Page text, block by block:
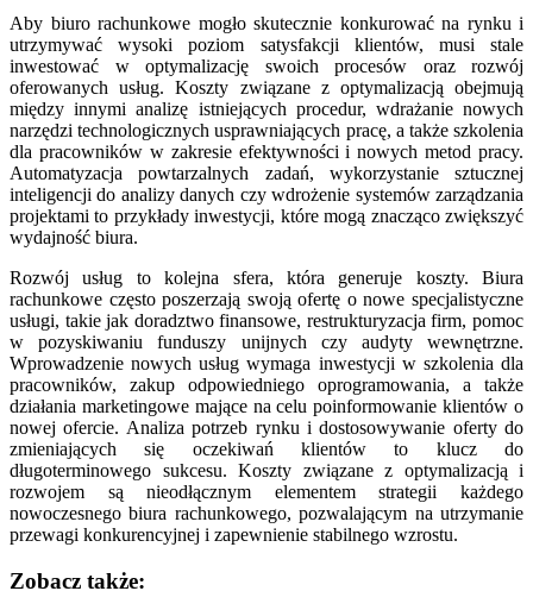
Aby biuro rachunkowe mogło skutecznie konkurować na rynku i
utrzymywać wysoki poziom satysfakcji klientów, musi stale
inwestować w optymalizację swoich procesów oraz rozwój
oferowanych usług. Koszty związane z optymalizacją obejmują
między innymi analizę istniejących procedur, wdrażanie nowych
narzędzi technologicznych usprawniających pracę, a także szkolenia
dla pracowników w zakresie efektywności i nowych metod pracy.
Automatyzacja powtarzalnych zadań, wykorzystanie sztucznej
inteligencji do analizy danych czy wdrożenie systemów zarządzania
projektami to przykłady inwestycji, które mogą znacząco zwiększyć
wydajność biura.
Rozwój usług to kolejna sfera, która generuje koszty. Biura
rachunkowe często poszerzają swoją ofertę o nowe specjalistyczne
usługi, takie jak doradztwo finansowe, restrukturyzacja firm, pomoc
w pozyskiwaniu funduszy unijnych czy audyty wewnętrzne.
Wprowadzenie nowych usług wymaga inwestycji w szkolenia dla
pracowników, zakup odpowiedniego oprogramowania, a także
działania marketingowe mające na celu poinformowanie klientów o
nowej ofercie. Analiza potrzeb rynku i dostosowywanie oferty do
zmieniających się oczekiwań klientów to klucz do
długoterminowego sukcesu. Koszty związane z optymalizacją i
rozwojem są nieodłącznym elementem strategii każdego
nowoczesnego biura rachunkowego, pozwalającym na utrzymanie
przewagi konkurencyjnej i zapewnienie stabilnego wzrostu.
Zobacz także: